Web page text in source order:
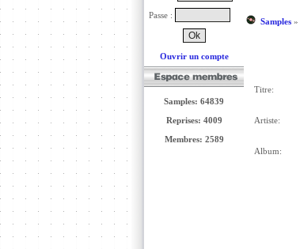
Passe :
Ouvrir un compte
Samples: 64839
Reprises: 4009
Membres: 2589
Samples»
Titre:
Artiste:
Album: